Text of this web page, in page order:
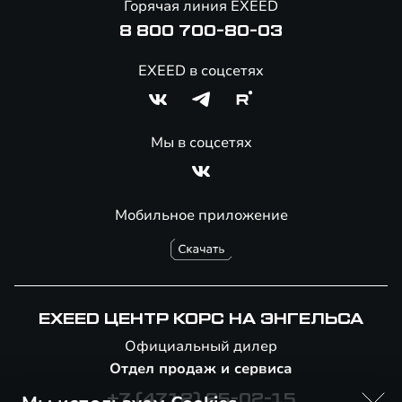
Мобильное приложение
Горячая линия EXEED
8 800 700-80-03
EXEED в соцсетях
Мы в соцсетях
EXEED ЦЕНТР КОРС НА ЭНГЕЛЬСА
Официальный дилер
Отдел продаж и сервиса